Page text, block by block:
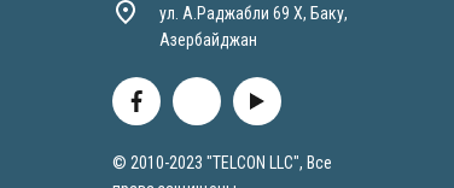
ул. А.Раджабли 69 X, Баку,
Азербайджан
© 2010-2023 "TELCON LLC", Все